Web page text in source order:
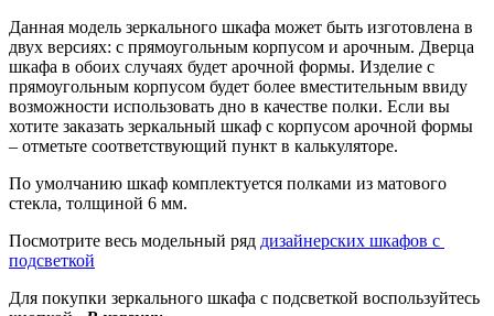
Данная модель зеркального шкафа может быть изготовлена в
двух версиях: с прямоугольным корпусом и арочным. Дверца
шкафа в обоих случаях будет арочной формы. Изделие с
прямоугольным корпусом будет более вместительным ввиду
возможности использовать дно в качестве полки. Если вы
хотите заказать зеркальный шкаф с корпусом арочной формы
– отметьте соответствующий пункт в калькуляторе.
По умолчанию шкаф комплектуется полками из матового
стекла, толщиной 6 мм.
Посмотрите весь модельный ряд дизайнерских шкафов с
подсветкой
Для покупки зеркального шкафа с подсветкой воспользуйтесь